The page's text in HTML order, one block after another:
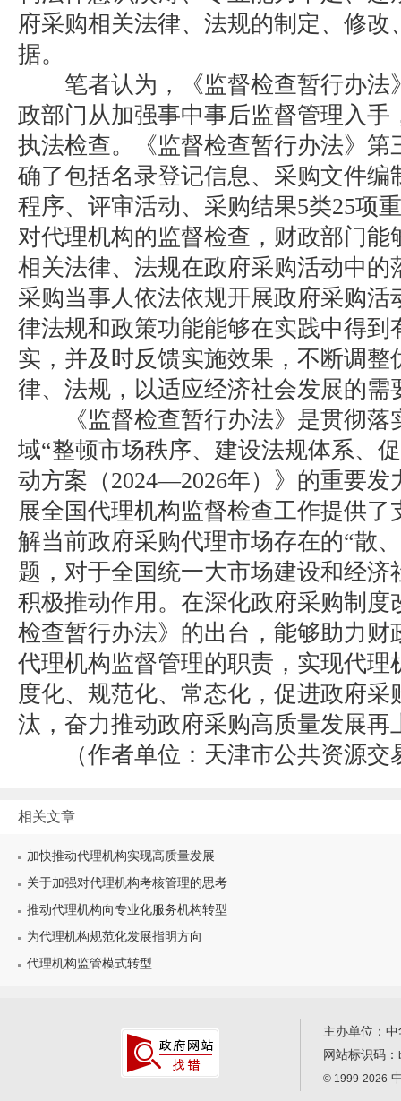
府采购相关法律、法规的制定、修改
据。
笔者认为，《监督检查暂行办法
政部门从加强事中事后监督管理入手
执法检查。《监督检查暂行办法》第
确了包括名录登记信息、采购文件编
程序、评审活动、采购结果5类25项
对代理机构的监督检查，财政部门能
相关法律、法规在政府采购活动中的
采购当事人依法依规开展政府采购活
律法规和政策功能能够在实践中得到
实，并及时反馈实施效果，不断调整
律、法规，以适应经济社会发展的需
《监督检查暂行办法》是贯彻落
域“整顿市场秩序、建设法规体系、
动方案（2024—2026年）》的重要发
展全国代理机构监督检查工作提供了
解当前政府采购代理市场存在的“散
题，对于全国统一大市场建设和经济
积极推动作用。在深化政府采购制度
检查暂行办法》的出台，能够助力财
代理机构监督管理的职责，实现代理
度化、规范化、常态化，促进政府采
汰，奋力推动政府采购高质量发展再
（作者单位：天津市公共资源交
相关文章
加快推动代理机构实现高质量发展
关于加强对代理机构考核管理的思考
推动代理机构向专业化服务机构转型
为代理机构规范化发展指明方向
代理机构监管模式转型
主办单位：
网站标识码：
© 1999-2026